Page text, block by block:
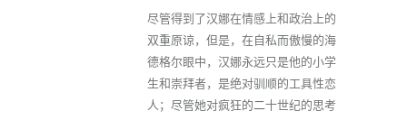
尽管得到了汉娜在情感上和政治上的
双重原谅，但是，在自私而傲慢的海
德格尔眼中，汉娜永远只是他的小学
生和崇拜者，是绝对驯顺的工具性恋
人；尽管她对疯狂的二十世纪的思考